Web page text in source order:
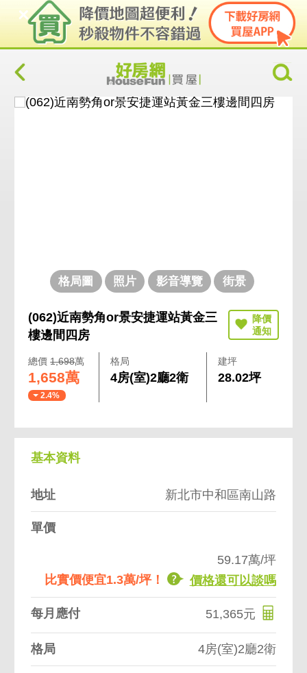
格局圖 照片 影音導覽 街景
(062)近南勢角or景安捷運站黃金三
樓邊間四房
總價1,698萬
1,658萬
2.4%
格局
4房(室)2廳2衛
建坪
28.02坪
基本資料
地址 新北市中和區南山路
單價
59.17萬/坪
比實價便宜1.3萬/坪！
價格還可以談嗎
每月應付 51,365元
格局 4房(室)2廳2衛